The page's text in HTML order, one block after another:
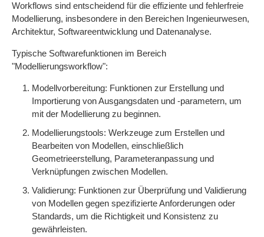
Workflows sind entscheidend für die effiziente und fehlerfreie
Modellierung, insbesondere in den Bereichen Ingenieurwesen,
Architektur, Softwareentwicklung und Datenanalyse.
Typische Softwarefunktionen im Bereich
"Modellierungsworkflow":
Modellvorbereitung: Funktionen zur Erstellung und
Importierung von Ausgangsdaten und -parametern, um
mit der Modellierung zu beginnen.
Modellierungstools: Werkzeuge zum Erstellen und
Bearbeiten von Modellen, einschließlich
Geometrieerstellung, Parameteranpassung und
Verknüpfungen zwischen Modellen.
Validierung: Funktionen zur Überprüfung und Validierung
von Modellen gegen spezifizierte Anforderungen oder
Standards, um die Richtigkeit und Konsistenz zu
gewährleisten.